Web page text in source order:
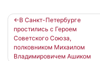
Навигация
по
записям
В Санкт-Петербурге
простились с Героем
Советского Союза,
полковником Михаилом
Владимировичем Ашиком